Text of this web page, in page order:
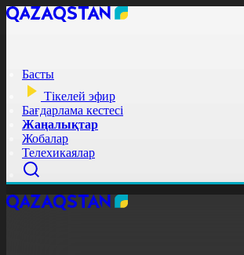
Басты
Тікелей эфир
Бағдарлама кестесі
Жаңалықтар
Жобалар
Телехикаялар